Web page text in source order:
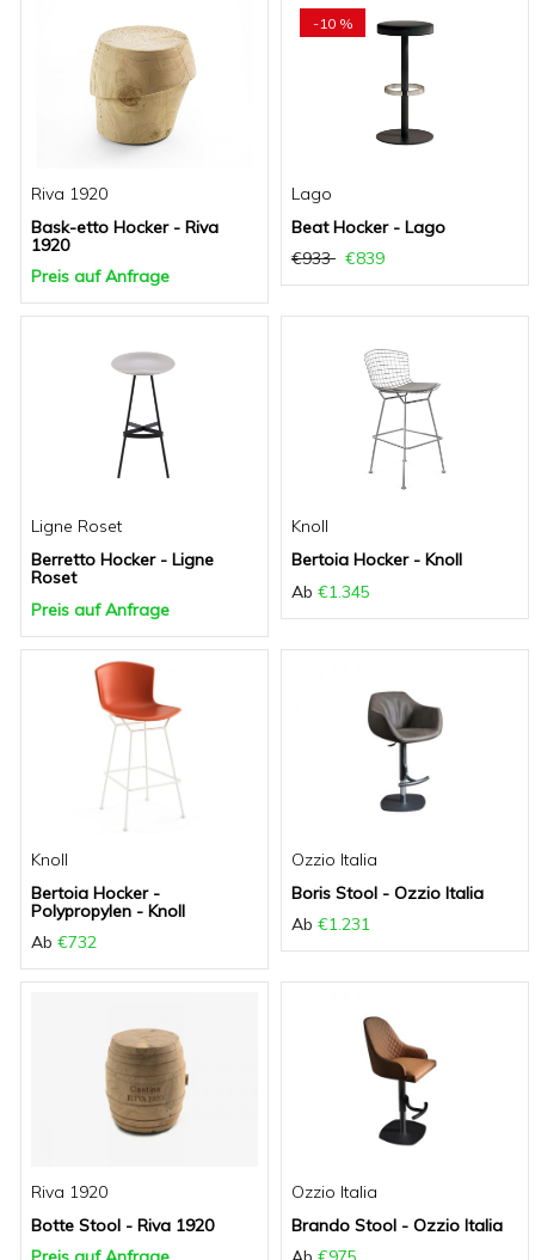
Riva 1920
Bask-etto Hocker - Riva
1920
Preis auf Anfrage
-10 %
Lago
Beat Hocker - Lago
€933
€839
Ligne Roset
Berretto Hocker - Ligne
Roset
Preis auf Anfrage
Knoll
Bertoia Hocker - Knoll
Ab €1.345
Knoll
Bertoia Hocker -
Polypropylen - Knoll
Ab €732
Ozzio Italia
Boris Stool - Ozzio Italia
Ab €1.231
Riva 1920
Botte Stool - Riva 1920
Ozzio Italia
Brando Stool - Ozzio Italia